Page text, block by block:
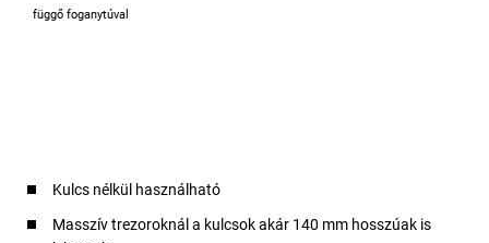
függő foganytúval
Kulcs nélkül használható
Masszív trezoroknál a kulcsok akár 140 mm hosszúak is